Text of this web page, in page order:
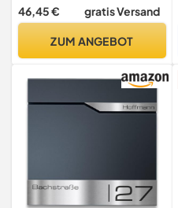
Stahl, Journal 5867 E, Eisen,
46,45 € gratis Versand
ZUM ANGEBOT